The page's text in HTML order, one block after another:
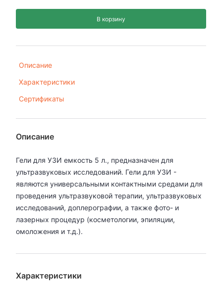
В корзину
Описание
Характеристики
Сертификаты
Описание
Гели для УЗИ емкость 5 л., предназначен для
ультразвуковых исследований. Гели для УЗИ -
являются универсальными контактными средами для
проведения ультразвуковой терапии, ультразвуковых
исследований, доплерографии, а также фото- и
лазерных процедур (косметологии, эпиляции,
омоложения и т.д.).
Характеристики